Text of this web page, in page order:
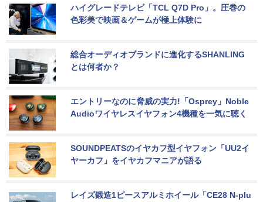
ハイグレードテレビ「TCL Q7D Pro」。圧巻の
色彩美で映画＆ゲームが極上体験に
総合オーディオブランドに進化するSHANLING
とは何者か？
エントリーなのに脅威の実力!「Osprey」Noble
Audioワイヤレスイヤフォン4機種を一気に聴く
SOUNDPEATSのイヤカフ型イヤフォン「UU2イ
ヤーカフ」をイヤカフマニアが語る
レイズ鍛造1ピースアルミホイール「CE28 N-plu